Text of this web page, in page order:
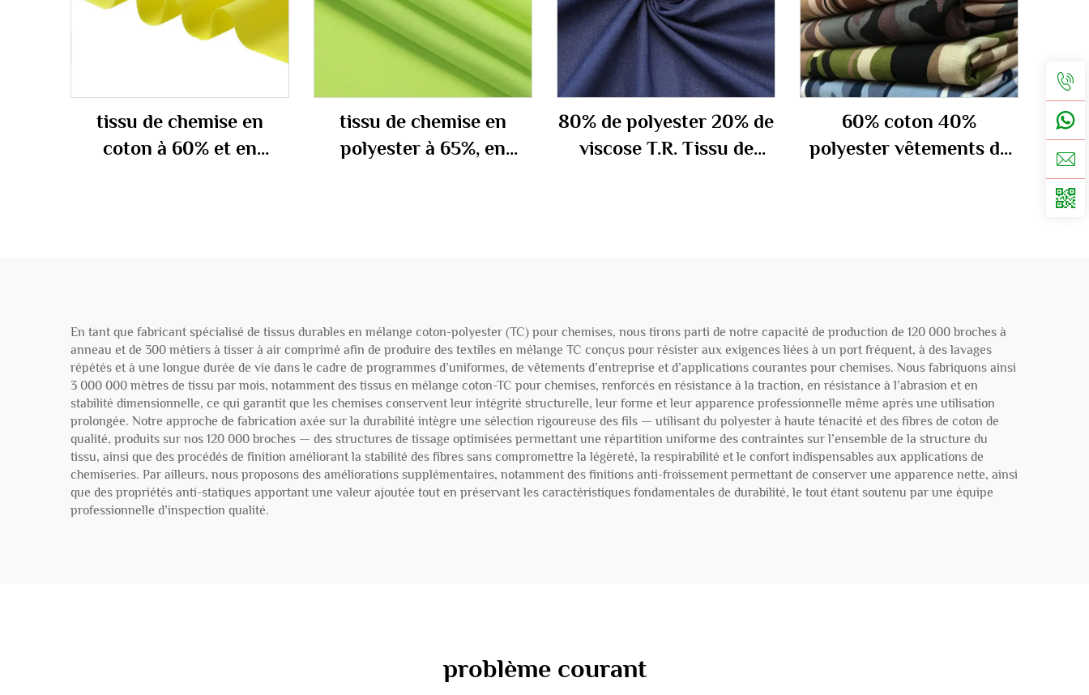
tissu de chemise en
coton à 60% et en
tissu de chemise en
polyester à 65%, en
80% de polyester 20% de
viscose T.R. Tissu de
60% coton 40%
polyester vêtements de
En tant que fabricant spécialisé de tissus durables en mélange coton-polyester (TC) pour chemises, nous tirons parti de notre capacité de production de 120 000 broches à
anneau et de 300 métiers à tisser à air comprimé afin de produire des textiles en mélange TC conçus pour résister aux exigences liées à un port fréquent, à des lavages
répétés et à une longue durée de vie dans le cadre de programmes d’uniformes, de vêtements d’entreprise et d’applications courantes pour chemises. Nous fabriquons ainsi
3 000 000 mètres de tissu par mois, notamment des tissus en mélange coton-TC pour chemises, renforcés en résistance à la traction, en résistance à l’abrasion et en
stabilité dimensionnelle, ce qui garantit que les chemises conservent leur intégrité structurelle, leur forme et leur apparence professionnelle même après une utilisation
prolongée. Notre approche de fabrication axée sur la durabilité intègre une sélection rigoureuse des fils — utilisant du polyester à haute ténacité et des fibres de coton de
qualité, produits sur nos 120 000 broches — des structures de tissage optimisées permettant une répartition uniforme des contraintes sur l’ensemble de la structure du
tissu, ainsi que des procédés de finition améliorant la stabilité des fibres sans compromettre la légèreté, la respirabilité et le confort indispensables aux applications de
chemiseries. Par ailleurs, nous proposons des améliorations supplémentaires, notamment des finitions anti-froissement permettant de conserver une apparence nette, ainsi
que des propriétés anti-statiques apportant une valeur ajoutée tout en préservant les caractéristiques fondamentales de durabilité, le tout étant soutenu par une équipe
professionnelle d’inspection qualité.
problème courant